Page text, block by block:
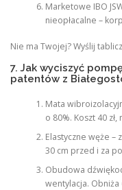
Marketowe IBO
nieopłacalne –
Nie ma Twojej? Wyślij
7. Jak wyciszyć
patentów z
Mata
o 80%. Koszt 40
Elastyczne węże –
30 cm przed i za
Obudowa
wentylacja. Obniża